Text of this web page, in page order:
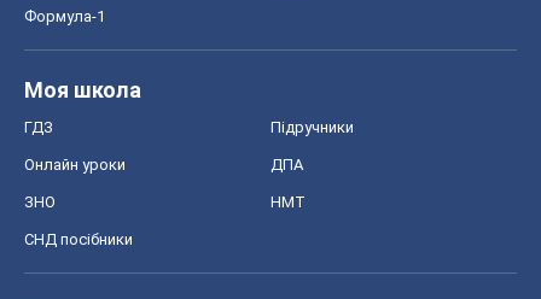
Формула-1
Моя школа
ГДЗ Підручники
Онлайн уроки ДПА
ЗНО НМТ
СНД посібники